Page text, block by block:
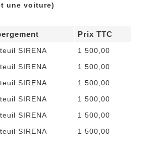
une voiture)
Prix TTC
SIRENA
1 500,00
SIRENA
1 500,00
SIRENA
1 500,00
SIRENA
1 500,00
SIRENA
1 500,00
SIRENA 1 500,00